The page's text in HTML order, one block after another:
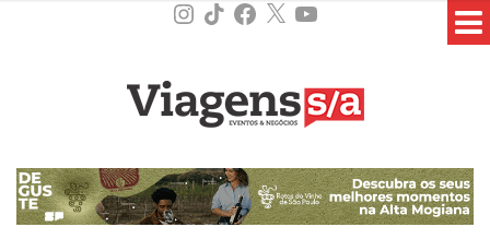
Instagram
TikTokFacebook
X YouTube